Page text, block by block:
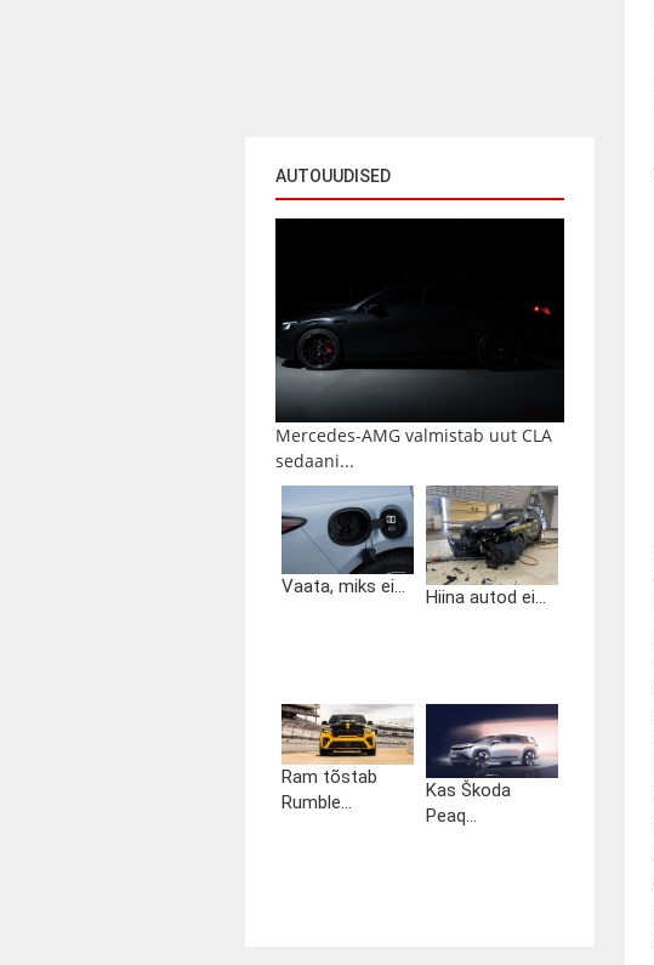
AUTOUUDISED
Mercedes-AMG valmistab uut CLA
sedaani...
Vaata, miks ei...
Hiina autod ei...
Ram tõstab
Rumble...
Kas Škoda
Peaq...